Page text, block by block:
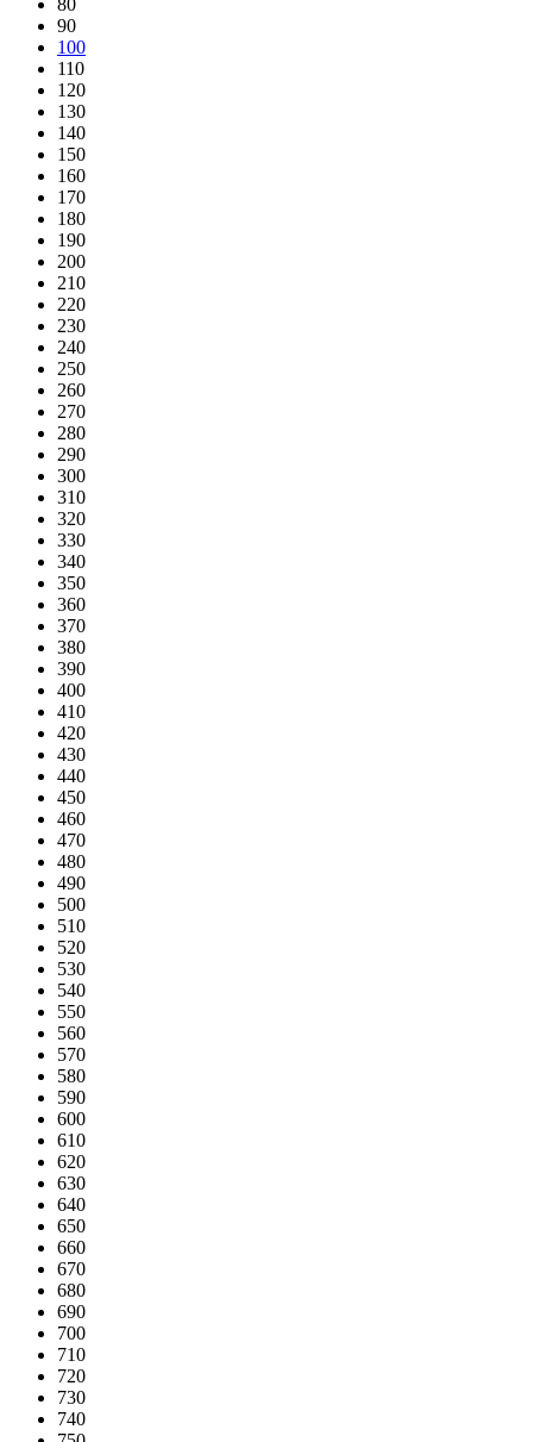
80
90
100
110
120
130
140
150
160
170
180
190
200
210
220
230
240
250
260
270
280
290
300
310
320
330
340
350
360
370
380
390
400
410
420
430
440
450
460
470
480
490
500
510
520
530
540
550
560
570
580
590
600
610
620
630
640
650
660
670
680
690
700
710
720
730
740